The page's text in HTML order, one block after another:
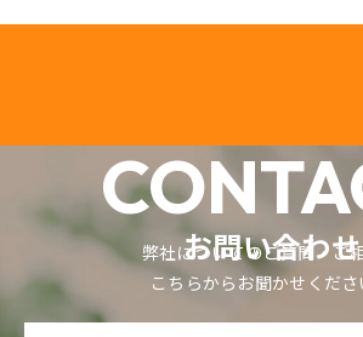
お問い合わせ
弊社についてのご質問・ご
こちらからお聞かせくださ